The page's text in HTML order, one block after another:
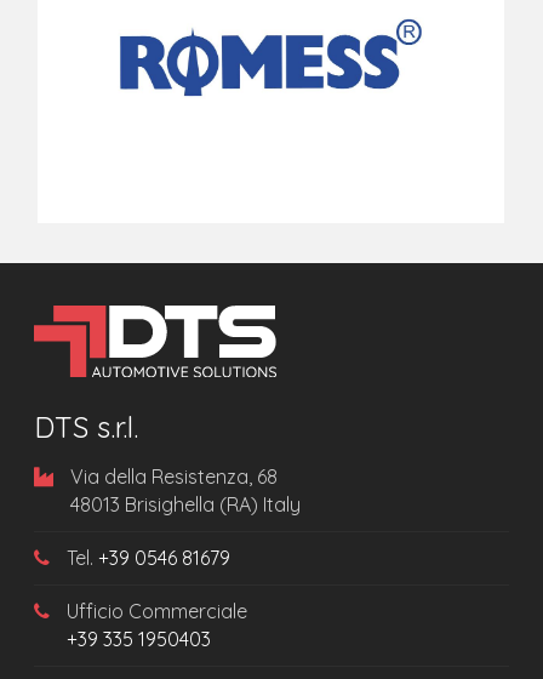
DTS s.r.l.
Via della Resistenza, 68
48013 Brisighella (RA) Italy
Tel.+39 0546 81679
Ufficio Commerciale
+39 335 1950403